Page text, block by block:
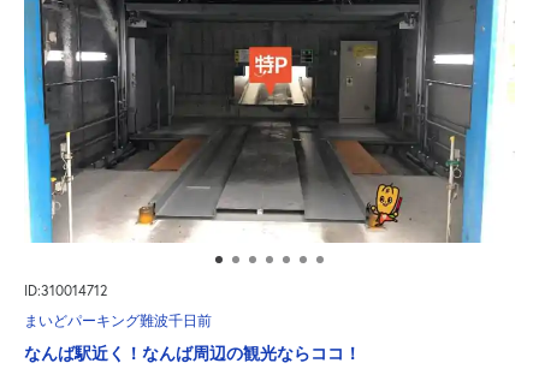
ID:310014712
まいどパーキング難波千日前
なんば駅近く！なんば周辺の観光ならココ！